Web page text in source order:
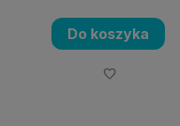
Do koszyka